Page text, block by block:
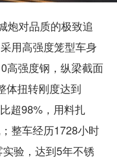
炮对品质的极致追
用高强度笼型车身
高强度钢，纵梁截面
体扭转刚度达到
超98%，用料扎
整车经历1728小时
验，达到5年不锈